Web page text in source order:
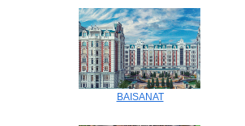
BAISANAT